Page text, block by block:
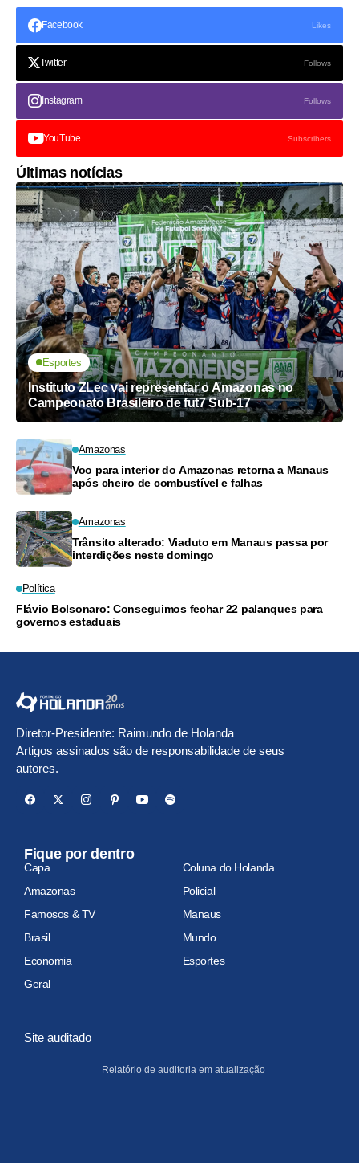
Facebook Likes
Twitter Follows
Instagram Follows
YouTube Subscribers
Últimas notícias
Esportes
Instituto ZLec vai representar o Amazonas no
Campeonato Brasileiro de fut7 Sub-17
Amazonas
Voo para interior do Amazonas retorna a Manaus
após cheiro de combustível e falhas
Amazonas
Trânsito alterado: Viaduto em Manaus passa por
interdições neste domingo
Política
Flávio Bolsonaro: Conseguimos fechar 22 palanques para
governos estaduais
Diretor-Presidente: Raimundo de Holanda
Artigos assinados são de responsabilidade de seus
autores.
Fique por dentro
Capa
Coluna do Holanda
Amazonas
Policial
Famosos & TV
Manaus
Brasil
Mundo
Economia
Esportes
Geral
Site auditado
Relatório de auditoria em atualização